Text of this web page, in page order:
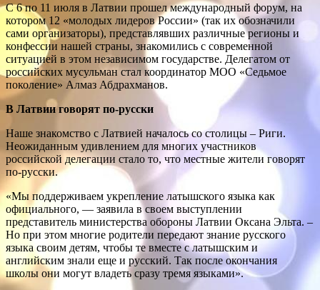
С 6 по 11 июля в Латвии прошел международный форум, на
котором 12 «молодых лидеров России» (так их обозначили
сами организаторы), представлявших различные регионы и
конфессии нашей страны, знакомились с современной
ситуацией в этом независимом государстве. Делегатом от
российских мусульман стал координатор МОО «Седьмое
поколение» Алмаз Абдрахманов.
В Латвии говорят по-русски
Наше знакомство с Латвией началось со столицы – Риги.
Неожиданным удивлением для многих участников
российской делегации стало то, что местные жители говорят
по-русски.
«Мы поддерживаем укрепление латышского языка как
официального, — заявила в своем выступлении
представитель министерства обороны Латвии Оксана Эльта. –
Но при этом многие родители передают знание русского
языка своим детям, чтобы те вместе с латышским и
английским знали еще и русский. Так после окончания
школы они могут владеть сразу тремя языками».